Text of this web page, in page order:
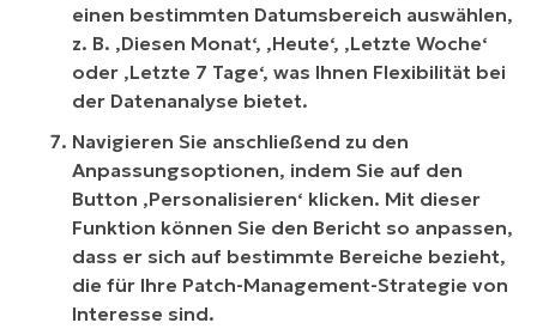
einen bestimmten Datumsbereich auswählen,
z. B. ‚Diesen Monat‘, ‚Heute‘, ‚Letzte Woche‘
oder ‚Letzte 7 Tage‘, was Ihnen Flexibilität bei
der Datenanalyse bietet.
Navigieren Sie anschließend zu den
Anpassungsoptionen, indem Sie auf den
Button ‚Personalisieren‘ klicken. Mit dieser
Funktion können Sie den Bericht so anpassen,
dass er sich auf bestimmte Bereiche bezieht,
die für Ihre Patch-Management-Strategie von
Interesse sind.